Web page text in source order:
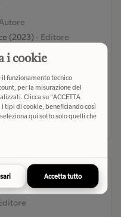
(2023)- Editore
disponibilità
vicino
i cookie
funzionamento tecnico
per la misurazione del
Clicca su "ACCETTA
tipi di cookie, beneficiando così
qui sotto solo quelli che
Accetta tutto